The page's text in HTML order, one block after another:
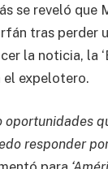
se reveló
tras perder
la noticia, la
el expelotero.
oportunidades
responder